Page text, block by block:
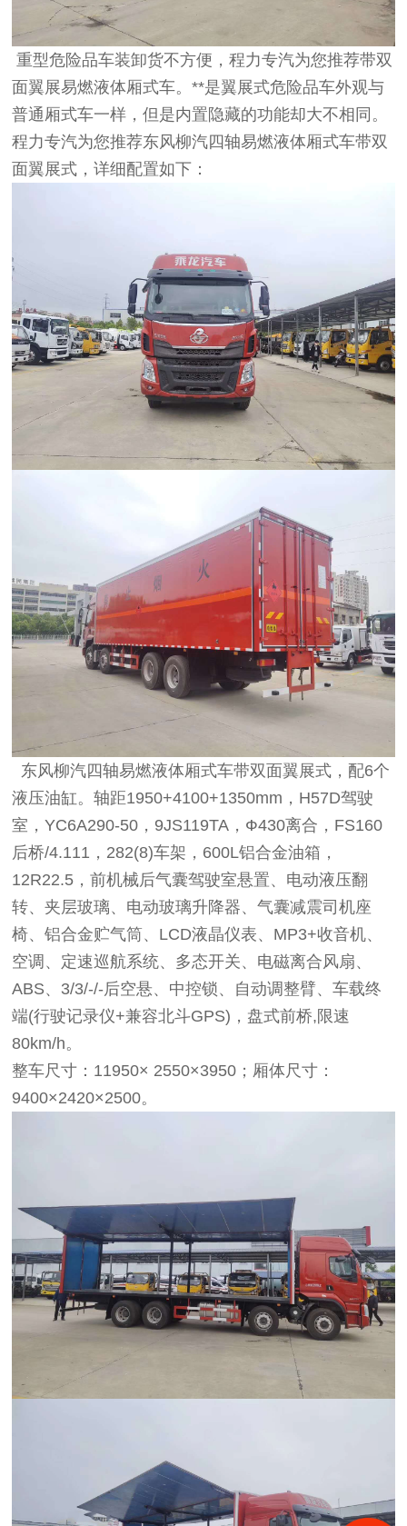
重型危险品车装卸货不方便，程力专汽为您推荐带双
面翼展易燃液体厢式车。**是翼展式危险品车外观与
普通厢式车一样，但是内置隐藏的功能却大不相同。
程力专汽为您推荐东风柳汽四轴易燃液体厢式车带双
面翼展式，详细配置如下：
东风柳汽四轴易燃液体厢式车带双面翼展式，配6个
液压油缸。轴距1950+4100+1350mm，H57D驾驶
室，YC6A290-50，9JS119TA，Ф430离合，FS160
后桥/4.111，282(8)车架，600L铝合金油箱，
12R22.5，前机械后气囊驾驶室悬置、电动液压翻
转、夹层玻璃、电动玻璃升降器、气囊减震司机座
椅、铝合金贮气筒、LCD液晶仪表、MP3+收音机、
空调、定速巡航系统、多态开关、电磁离合风扇、
ABS、3/3/-/-后空悬、中控锁、自动调整臂、车载终
端(行驶记录仪+兼容北斗GPS)，盘式前桥,限速
80km/h。
整车尺寸：11950× 2550×3950；厢体尺寸：
9400×2420×2500。